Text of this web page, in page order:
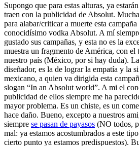
Supongo que para estas alturas, ya
traen con la publicidad de Absolut.
para alabar/criticar a muerte esta
conocidísimo vodka Absolut. A mí
gustado sus campañas, y esta no es la
muestra un fragmento de América, con
nuestro país (México, por si hay duda).
diseñador, es la de lograr la empatía y la
mexicano, a quien va dirigida esta
slogan “In an Absolut world”. A mi el
publicidad de ellos siempre me ha
mayor problema. Es un chiste, es un
hace daño. Bueno, excepto a nuestros
siempre se pasan de payasos (NO todos,
mal: ya estamos acostumbrados a este
cierto punto ya estamos predispuestos).